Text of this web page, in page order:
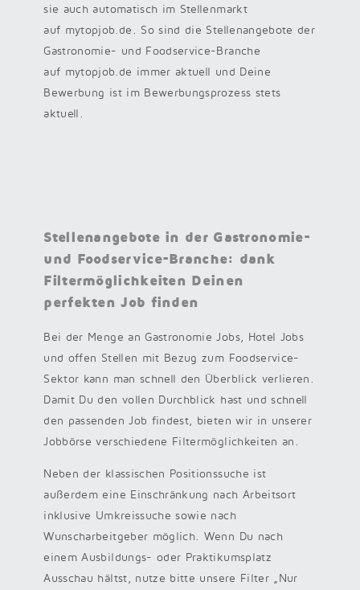
sie auch automatisch im Stellenmarkt
auf mytopjob.de. So sind die Stellenangebote der
Gastronomie- und Foodservice-Branche
auf mytopjob.de immer aktuell und Deine
Bewerbung ist im Bewerbungsprozess stets
aktuell.
Stellenangebote in der Gastronomie-
und Foodservice-Branche: dank
Filtermöglichkeiten Deinen
perfekten Job finden
Bei der Menge an Gastronomie Jobs, Hotel Jobs
und offen Stellen mit Bezug zum Foodservice-
Sektor kann man schnell den Überblick verlieren.
Damit Du den vollen Durchblick hast und schnell
den passenden Job findest, bieten wir in unserer
Jobbörse verschiedene Filtermöglichkeiten an.
Neben der klassischen Positionssuche ist
außerdem eine Einschränkung nach Arbeitsort
inklusive Umkreissuche sowie nach
Wunscharbeitgeber möglich. Wenn Du nach
einem Ausbildungs- oder Praktikumsplatz
Ausschau hältst, nutze bitte unsere Filter „Nur